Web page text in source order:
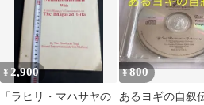
¥ 2,900
「ラヒリ・マハサヤの
¥800
あるヨギの自叙